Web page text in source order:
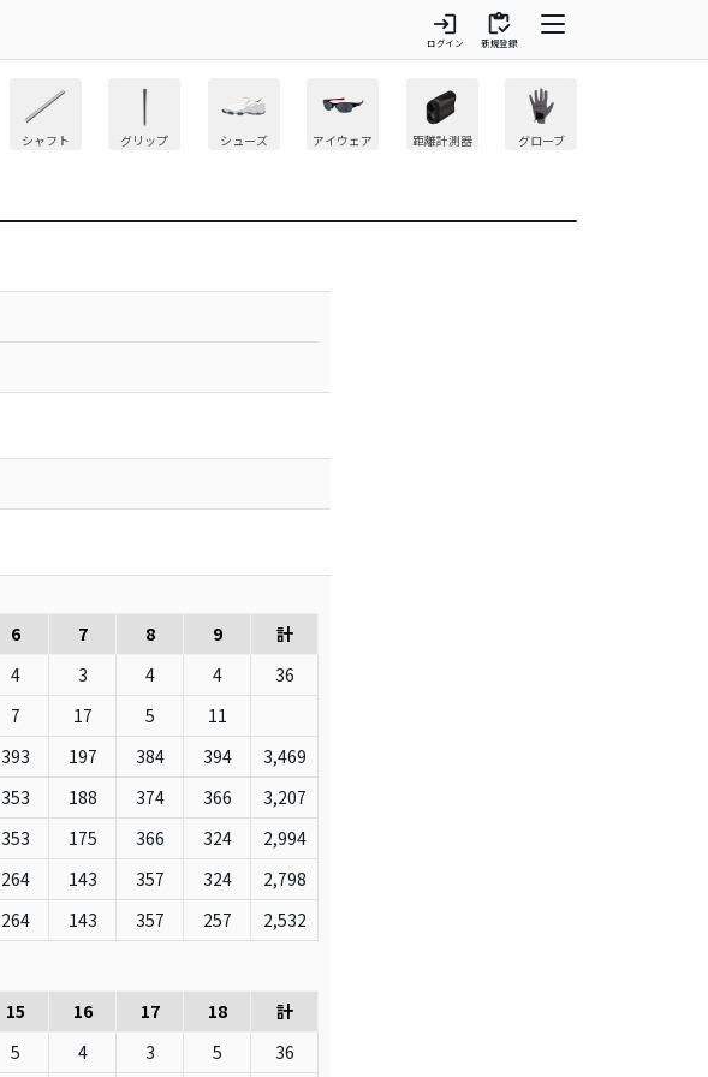
login
ログイン
inventory
新規登録
シャフト グリップ シューズ アイウェア 距離計測器 グローブ
6 7 8 9 計
4 3 4 4 36
7 17 5 11
393 197 384 394 3,469
353 188 374 366 3,207
353 175 366 324 2,994
264 143 357 324 2,798
264 143 357 257 2,532
15 16 17 18 計
5 4 3 5 36